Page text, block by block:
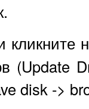
кликните
(Update
disk ->